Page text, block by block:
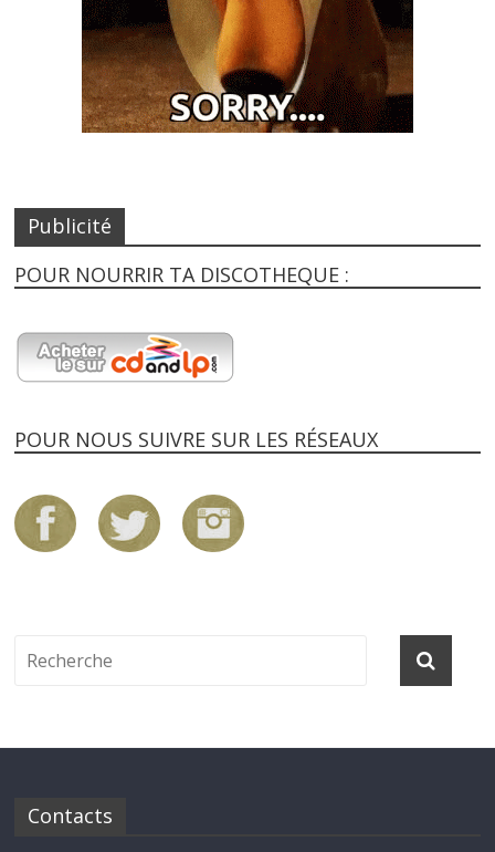
Publicité
POUR NOURRIR TA DISCOTHEQUE :
POUR NOUS SUIVRE SUR LES RÉSEAUX
Contacts